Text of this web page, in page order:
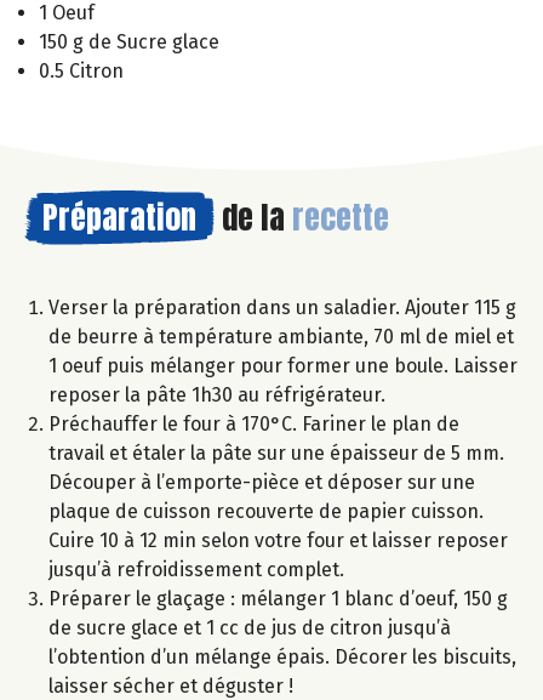
1 Oeuf
150 g de Sucre glace
0.5 Citron
Préparation de la recette
Verser la préparation dans un saladier. Ajouter 115 g
de beurre à température ambiante, 70 ml de miel et
1 oeuf puis mélanger pour former une boule. Laisser
reposer la pâte 1h30 au réfrigérateur.
Préchauffer le four à 170°C. Fariner le plan de
travail et étaler la pâte sur une épaisseur de 5 mm.
Découper à l’emporte-pièce et déposer sur une
plaque de cuisson recouverte de papier cuisson.
Cuire 10 à 12 min selon votre four et laisser reposer
jusqu’à refroidissement complet.
Préparer le glaçage : mélanger 1 blanc d’oeuf, 150 g
de sucre glace et 1 cc de jus de citron jusqu’à
l’obtention d’un mélange épais. Décorer les biscuits,
laisser sécher et déguster !